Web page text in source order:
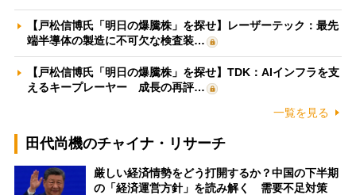
【戸松信博氏「明日の爆騰株」を探せ】レーザーテック：最先
端半導体の製造に不可欠な検査装…
【戸松信博氏「明日の爆騰株」を探せ】TDK：AIインフラを支
えるキープレーヤー 成長の再評…
一覧を見る
田代尚機のチャイナ・リサーチ
厳しい経済情勢をどう打開するか？中国の下半期
の「経済運営方針」を読み解く 需要不足対策